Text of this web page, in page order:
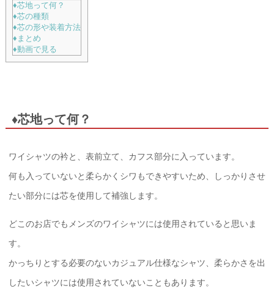
♦芯地って何？
♦芯の種類
♦芯の形や装着方法
♦まとめ
♦動画で見る
♦芯地って何？
ワイシャツの衿と、表前立て、カフス部分に入っています。
何も入っていないと柔らかくシワもできやすいため、しっかりさせ
たい部分には芯を使用して補強します。
どこのお店でもメンズのワイシャツには使用されていると思いま
す。
かっちりとする必要のないカジュアル仕様なシャツ、柔らかさを出
したいシャツには使用されていないこともあります。